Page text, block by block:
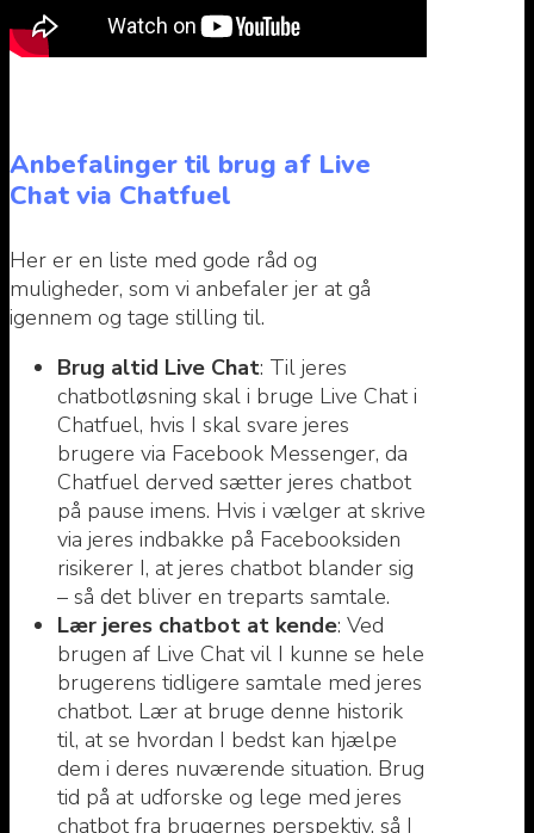
Anbefalinger til brug af Live
Chat via Chatfuel
Her er en liste med gode råd og
muligheder, som vi anbefaler jer at gå
igennem og tage stilling til.
Brug altid Live Chat: Til jeres
chatbotløsning skal i bruge Live Chat i
Chatfuel, hvis I skal svare jeres
brugere via Facebook Messenger, da
Chatfuel derved sætter jeres chatbot
på pause imens. Hvis i vælger at skrive
via jeres indbakke på Facebooksiden
risikerer I, at jeres chatbot blander sig
– så det bliver en treparts samtale.
Lær jeres chatbot at kende: Ved
brugen af Live Chat vil I kunne se hele
brugerens tidligere samtale med jeres
chatbot. Lær at bruge denne historik
til, at se hvordan I bedst kan hjælpe
dem i deres nuværende situation. Brug
tid på at udforske og lege med jeres
chatbot fra brugernes perspektiv, så I